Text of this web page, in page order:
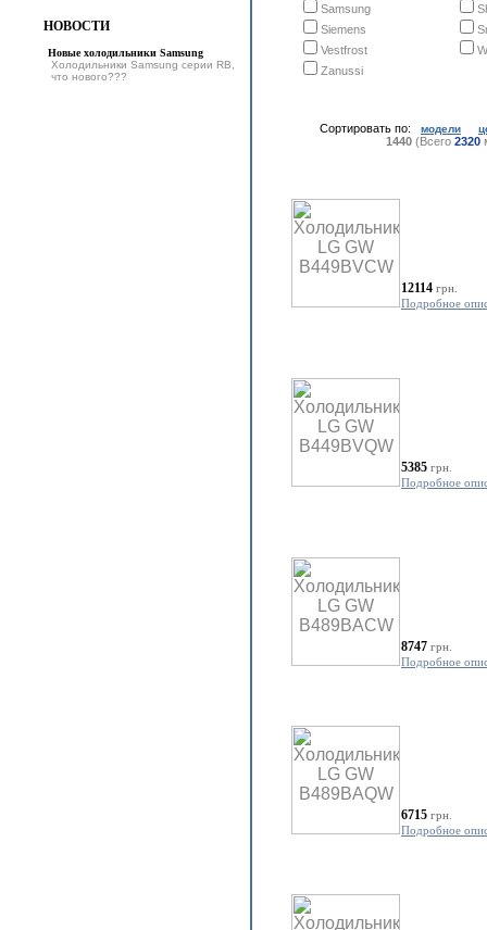
НОВОСТИ
Новые холодильники Samsung
Холодильники Samsung серии RB,
что нового???
Samsung
Siemens
Vestfrost
Zanussi
Сортировать по: модели
1440(Всего 2320
12114 грн.
Подробное
5385 грн.
Подробное
8747 грн.
Подробное
6715 грн.
Подробное